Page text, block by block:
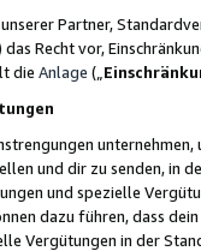
Partner,
Recht vor,
die Anlage („
und dir zu senden, in
und spezielle
dazu führen, dass
Vergütungen in der